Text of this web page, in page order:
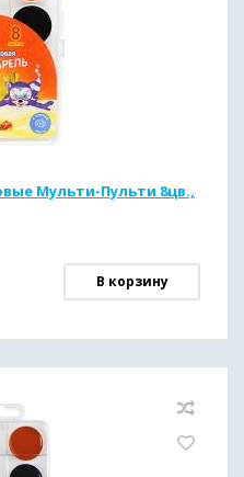
Мульти-Пульти 8цв.,
В корзину